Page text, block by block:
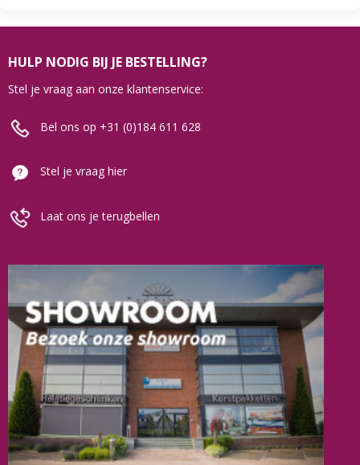
HULP NODIG BIJ JE BESTELLING?
Stel je vraag aan onze klantenservice:
Bel ons op +31 (0)184 611 628
Stel je vraag hier
Laat ons je terugbellen